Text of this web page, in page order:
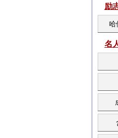
励
哈
名